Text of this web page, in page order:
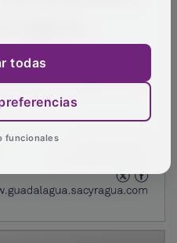
todas
funcionales